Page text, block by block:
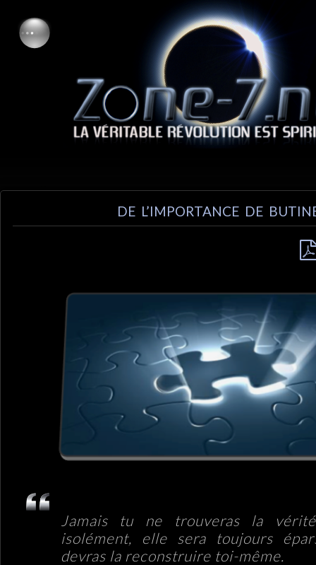
DE L’IMPORTANCE DE
Jamais tu ne trouveras la
isolément, elle sera toujours
devras la reconstruire toi-même.